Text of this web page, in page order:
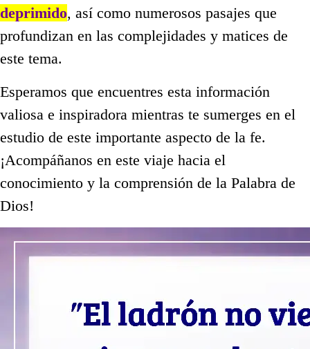
deprimido, así como numerosos pasajes que
profundizan en las complejidades y matices de
este tema.
Esperamos que encuentres esta información
valiosa e inspiradora mientras te sumerges en el
estudio de este importante aspecto de la fe.
¡Acompáñanos en este viaje hacia el
conocimiento y la comprensión de la Palabra de
Dios!